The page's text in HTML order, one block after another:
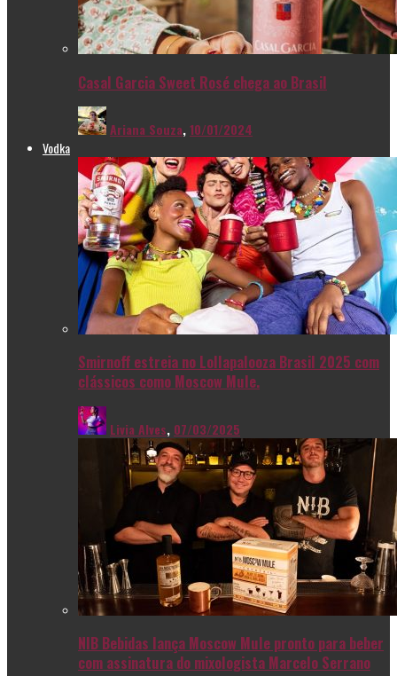
Casal Garcia Sweet Rosé chega ao Brasil
Ariana Souza,10/01/2024
Vodka
Smirnoff estreia no Lollapalooza Brasil 2025 com
clássicos como Moscow Mule.
Livia Alves, 07/03/2025
NIB Bebidas lança Moscow Mule pronto para beber
com assinatura do mixologista Marcelo Serrano